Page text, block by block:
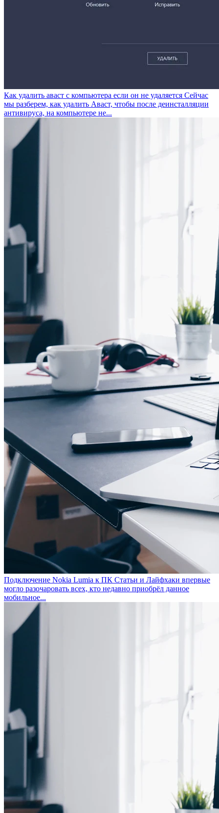
Как удалить аваст с компьютера если он не удаляется Сейчас
мы разберем, как удалить Аваст, чтобы после деинсталляции
антивируса, на компьютере не...
Подключение Nokia Lumia к ПК Статьи и Лайфхаки впервые
могло разочаровать всех, кто недавно приобрёл данное
мобильное...